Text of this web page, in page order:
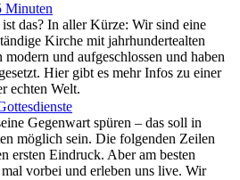
Minuten
das? In aller Kürze: Wir sind eine
Kirche mit jahrhundertealten
und aufgeschlossen und haben
Hier gibt es mehr Infos zu einer
echten Welt.
Gegenwart spüren – das soll in
möglich sein. Die folgenden Zeilen
ersten Eindruck. Aber am besten
vorbei und erleben uns live. Wir